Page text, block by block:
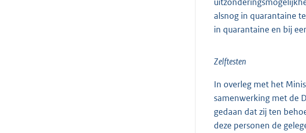
alsnog in quarantaine
in quarantaine en bij
Zelftesten
In overleg met het
samenwerking met de
gedaan dat zij ten
deze personen de